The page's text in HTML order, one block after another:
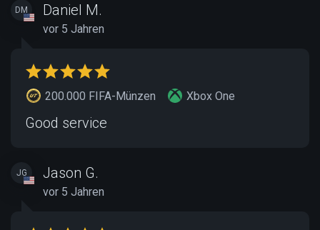
DM Daniel M.
vor 5 Jahren
200.000 FIFA-Münzen Xbox One
Good service
JG Jason G.
vor 5 Jahren